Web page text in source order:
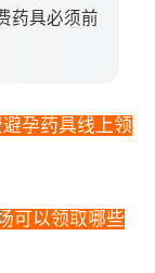
药具必须前
孕药具线上领
可以领取哪些